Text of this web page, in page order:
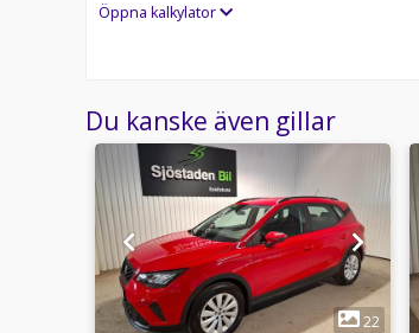
Öppna kalkylator
Du kanske även gillar
1
22